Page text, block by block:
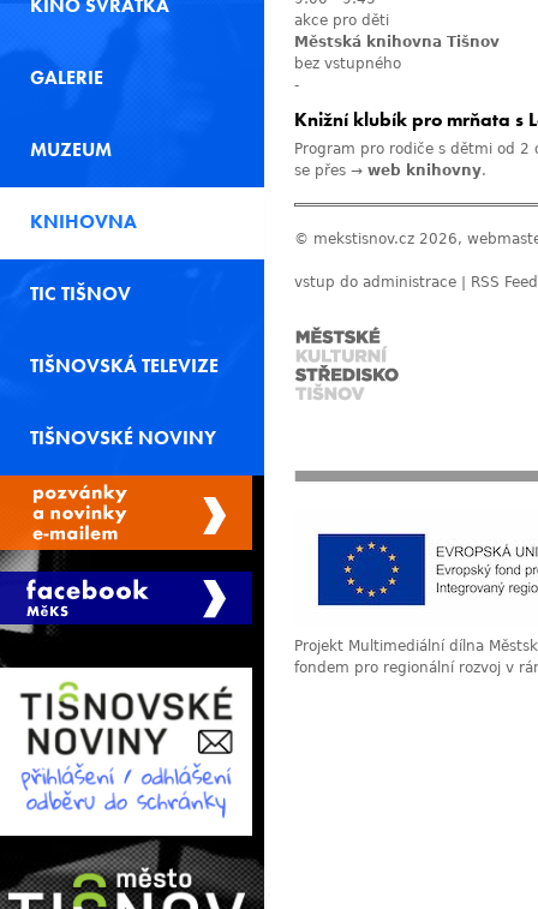
akce pro děti
Městská knihovna Tišnov
bez vstupného
-
Knižní klubík pro mrňata s
Program pro rodiče s dětmi od
se přes → web knihovny.
© mekstisnov.cz 2026,
vstup do administrace RSS Feed
Projekt Multimediální dílna
fondem pro regionální rozvoj v
KINO SVRATKA
GALERIE
MUZEUM
KNIHOVNA
TIC TIŠNOV
TIŠNOVSKÁ TELEVIZE
TIŠNOVSKÉ NOVINY